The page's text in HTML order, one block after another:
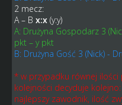
2 mecz:
A – B x:x(y:y)
A: Drużyna Gospodarz 3
pkt – y pkt
B: Drużyna Gość 3 (Nick) -
* w przypadku równej
kolejności decyduje kolejno:
najlepszy zawodnik, ilość